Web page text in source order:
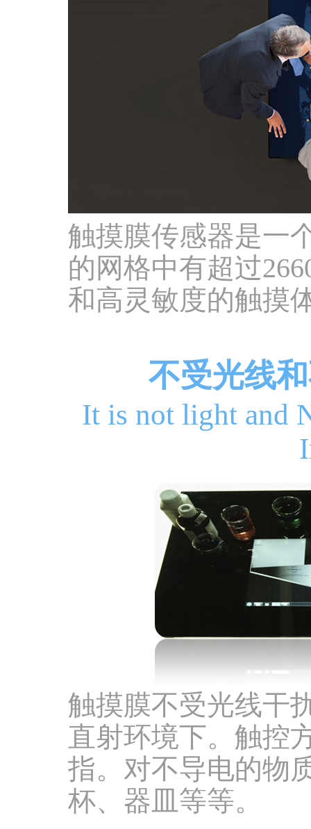
触摸膜传感器是一
的网格中有超过
和高灵敏度的触摸
不受光线
It is not light and
触摸膜不受光线干
直射环境下。触控
指。对不导电的物
杯、器皿等等。